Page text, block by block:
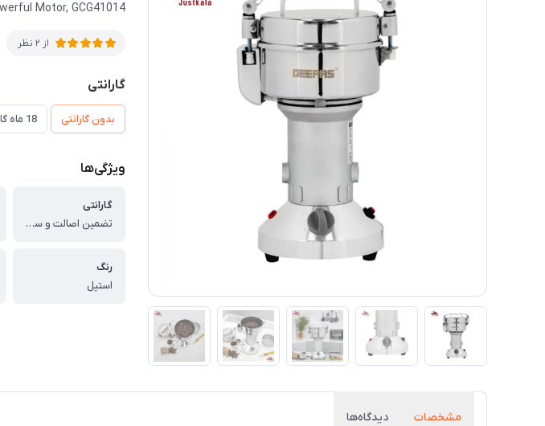
Motor, GCG41014
از 2 نظر
گارانتی
بدون گارانتی 18 ماه گارانتی و 60 ماه خدمات پس از فروش و ضمانت تعویض
ویژگی‌ها
گارانتی
تضمین اصالت و سلامت کالا (اورجینال)
رنگ
استیل
مشخصات دیدگاه‌ها